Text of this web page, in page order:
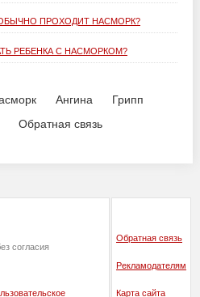
ПРОХОДИТ НАСМОРК?
РЕБЕНКА С НАСМОРКОМ?
Ангина
Грипп
Обратная связь
согласия
Обратная связь
Рекламодателям
Карта сайта